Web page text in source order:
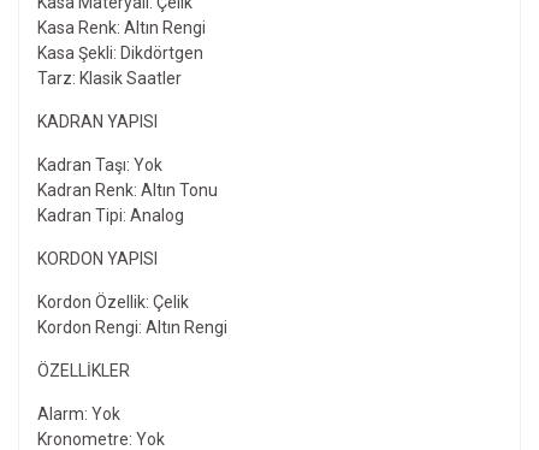
Kasa Renk: Altın Rengi
Kasa Şekli: Dikdörtgen
Tarz: Klasik Saatler
KADRAN YAPISI
Kadran Taşı: Yok
Kadran Renk: Altın Tonu
Kadran Tipi: Analog
KORDON YAPISI
Kordon Özellik: Çelik
Kordon Rengi: Altın Rengi
ÖZELLIKLER
Alarm: Yok
Kronometre: Yok